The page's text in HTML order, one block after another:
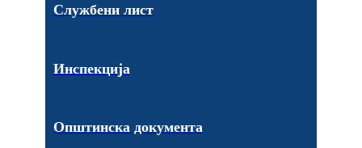
Службени лист
Инспекција
Општинска документа